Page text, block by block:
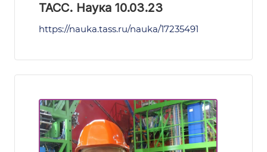
ТАСС. Наука 10.03.23
https://nauka.tass.ru/nauka/17235491